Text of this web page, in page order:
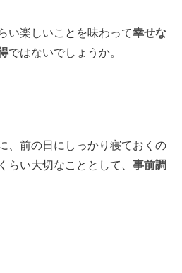
い楽しいことを味わって幸せな
ではないでしょうか。
、前の日にしっかり寝ておくの
らい大切なこととして、 事前調